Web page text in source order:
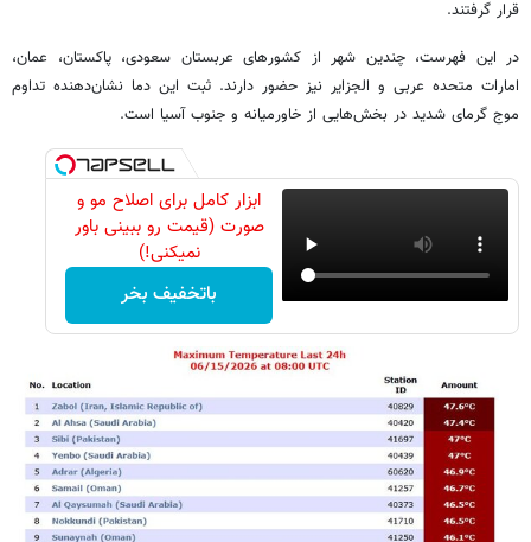
قرار گرفتند.
در این فهرست، چندین شهر از کشورهای عربستان سعودی، پاکستان، عمان،
امارات متحده عربی و الجزایر نیز حضور دارند. ثبت این دما نشان‌دهنده تداوم
موج گرمای شدید در بخش‌هایی از خاورمیانه و جنوب آسیا است.
ابزار کامل برای اصلاح مو و
صورت (قیمت رو ببینی باور
نمیکنی!)
باتخفیف بخر